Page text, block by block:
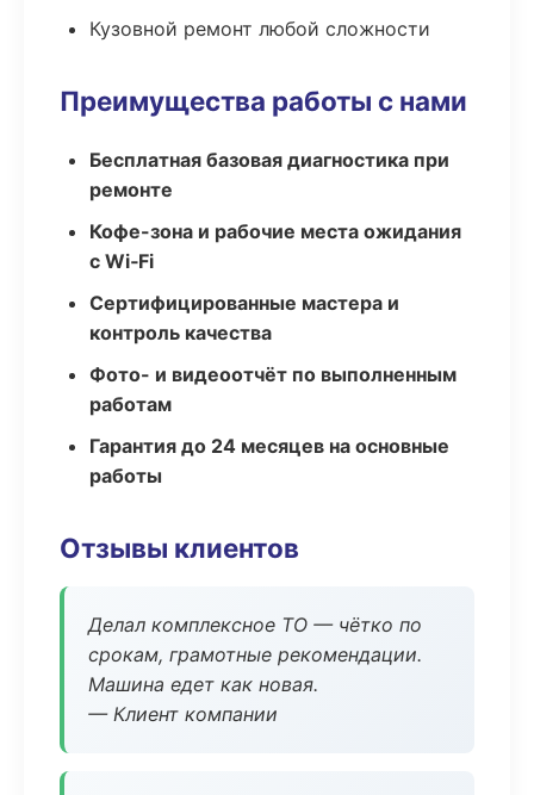
Кузовной ремонт любой сложности
Преимущества работы с нами
Бесплатная базовая диагностика при
ремонте
Кофе-зона и рабочие места ожидания
с Wi‑Fi
Сертифицированные мастера и
контроль качества
Фото- и видеоотчёт по выполненным
работам
Гарантия до 24 месяцев на основные
работы
Отзывы клиентов
Делал комплексное ТО — чётко по
срокам, грамотные рекомендации.
Машина едет как новая.
— Клиент компании